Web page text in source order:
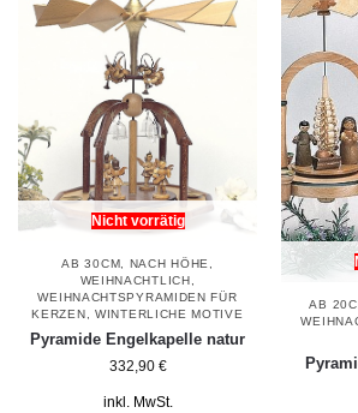
Nicht vorrätig
AB 30CM NACH HÖHE
WEIHNACHTLICH
WEIHNACHTSPYRAMIDEN FÜR
KERZEN
WINTERLICHE MOTIVE
Pyramide Engelkapelle natur
332,90 €
inkl. MwSt.
AB